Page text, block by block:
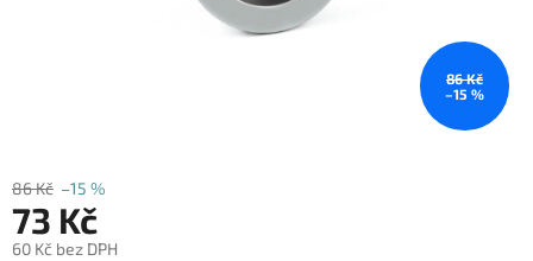
86 Kč
–15 %
86 Kč –15 %
73 Kč
60 Kč bez DPH